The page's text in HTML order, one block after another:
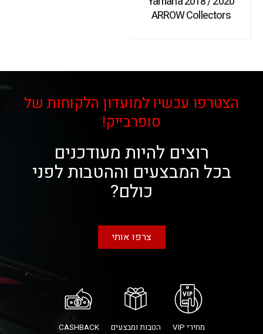
ARROW Collectors
הצטרפו עכשיו למועדון הלקוחות של
סופרבייק!
רוצים להיות מעודכנים
בכל המבצעים וההטבות לפני
כולם?
צרפו אותי
מחירי VIP הטבות ומבצעים CASHBACK